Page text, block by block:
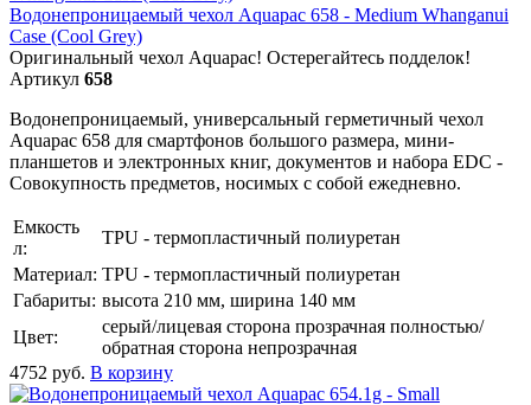
Водонепроницаемый чехол Aquapac 658 - Medium Whanganui
Case (Cool Grey)
Оригинальный чехол Aquapac! Остерегайтесь подделок!
Артикул 658
Водонепроницаемый, универсальный герметичный чехол
Aquapac 658 для смартфонов большого размера, мини-
планшетов и электронных книг, документов и набора EDC -
Совокупность предметов, носимых с собой ежедневно.
Емкость
л:
TPU - термопластичный полиуретан
Материал: TPU - термопластичный полиуретан
Габариты: высота 210 мм, ширина 140 мм
Цвет:
серый/лицевая сторона прозрачная полностью/
обратная сторона непрозрачная
4752 руб. В корзину